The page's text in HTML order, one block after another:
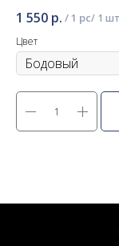
1 550 р. / 1 pc
Цвет